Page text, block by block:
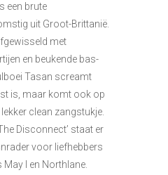
een brute
uit Groot-Brittanië.
met
en beukende bas-
Tasan screamt
is, maar komt ook op
clean zangstukje.
Disconnect’ staat er
voor liefhebbers
I en Northlane.